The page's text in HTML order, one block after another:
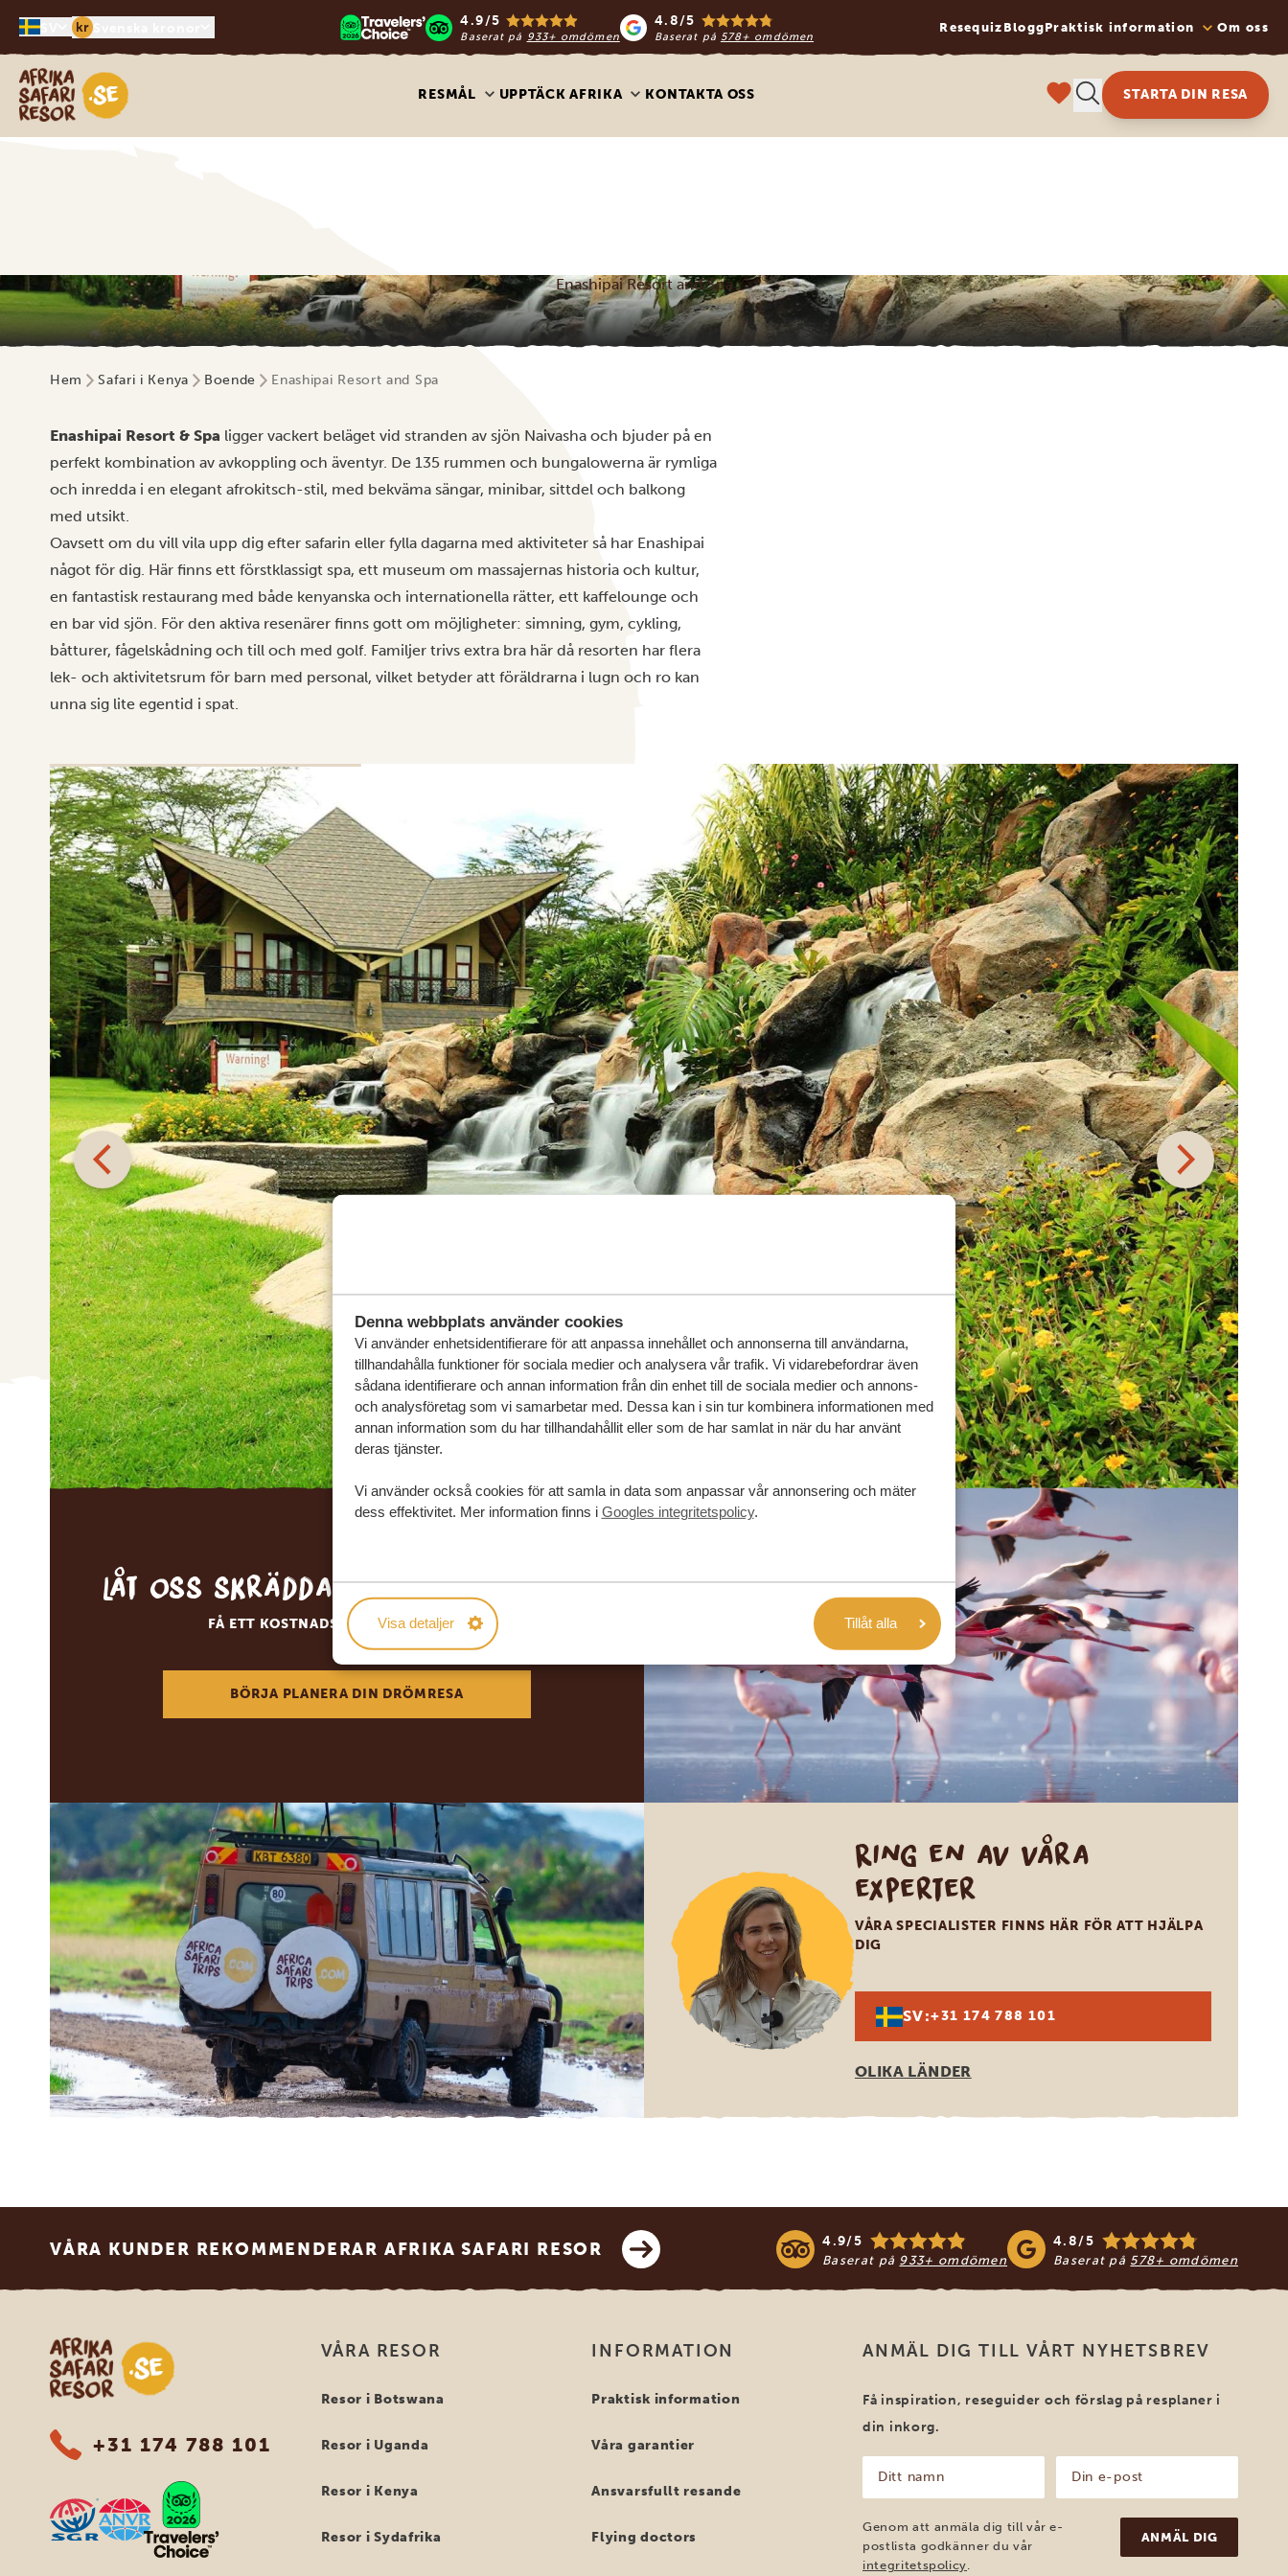
Denna webbplats använder cookies
Vi använder enhetsidentifierare för att anpassa innehållet och annonserna till användarna,
tillhandahålla funktioner för sociala medier och analysera vår trafik. Vi vidarebefordrar även
sådana identifierare och annan information från din enhet till de sociala medier och annons-
och analysföretag som vi samarbetar med. Dessa kan i sin tur kombinera informationen med
annan information som du har tillhandahållit eller som de har samlat in när du har använt
deras tjänster.
Vi använder också cookies för att samla in data som anpassar vår annonsering och mäter
dess effektivitet. Mer information finns i Googles integritetspolicy.
Visa detaljer Tillåt alla
kr 4.9/5
Baserat på 933+ omdömen
4.8/5
Baserat på 578+ omdömen
Resequiz BloggPraktisk information Om oss
Safari-resor i Afrika
RESMÅL UPPTÄCK AFRIKA KONTAKTA OSS STARTA DIN RESA
Enashipai Resort and Spa
Hem Safari i Kenya Boende Enashipai Resort and Spa
Enashipai Resort & Spa ligger vackert beläget vid stranden av sjön Naivasha och bjuder på en
perfekt kombination av avkoppling och äventyr. De 135 rummen och bungalowerna är rymliga
och inredda i en elegant afrokitsch-stil, med bekväma sängar, minibar, sittdel och balkong
med utsikt.
Oavsett om du vill vila upp dig efter safarin eller fylla dagarna med aktiviteter så har Enashipai
något för dig. Här finns ett förstklassigt spa, ett museum om massajernas historia och kultur,
en fantastisk restaurang med både kenyanska och internationella rätter, ett kaffelounge och
en bar vid sjön. För den aktiva resenärer finns gott om möjligheter: simning, gym, cykling,
båtturer, fågelskådning och till och med golf. Familjer trivs extra bra här då resorten har flera
lek- och aktivitetsrum för barn med personal, vilket betyder att föräldrarna i lugn och ro kan
unna sig lite egentid i spat.
Låt oss skräddarsy din drömresa
FÅ ETT KOSTNADSFRITT RESEFÖRSLAG
BÖRJA PLANERA DIN DRÖMRESA
Ring en av våra
experter
VÅRA SPECIALISTER FINNS HÄR FÖR ATT HJÄLPA
DIG
SV:+31 174 788 101
OLIKA LÄNDER
VÅRA KUNDER REKOMMENDERAR AFRIKA SAFARI RESOR 4.9/5
Baserat på 933+ omdömen
4.8/5
Baserat på 578+ omdömen
Safari-resor i Afrika
+31 174 788 101
VÅRA RESOR
Resor i Botswana
Resor i Uganda
Resor i Kenya
Resor i Sydafrika
INFORMATION
Praktisk information
Våra garantier
Ansvarsfullt resande
Flying doctors
ANMÄL DIG TILL VÅRT NYHETSBREV
Få inspiration, reseguider och förslag på resplaner i
din inkorg.
namn
(Obligatoriskt)
post
(Obligatoriskt)
Genom att anmäla dig till vår e-
postlista godkänner du vår
integritetspolicy.